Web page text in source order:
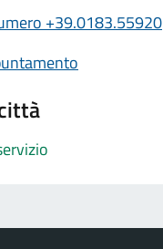
+39.0183.55920